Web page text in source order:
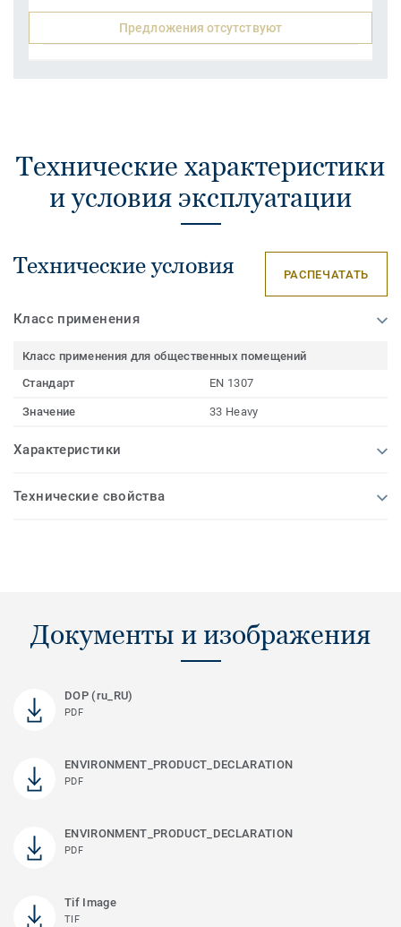
Предложения отсутствуют
Технические характеристики
и условия эксплуатации
Технические условия РАСПЕЧАТАТЬ
Класс применения
Класс применения для общественных помещений
Стандарт
EN 1307
Значение 33 Heavy
Характеристики
Технические свойства
Документы и изображения
DOP (ru_RU)
PDF
ENVIRONMENT_PRODUCT_DECLARATION
PDF
ENVIRONMENT_PRODUCT_DECLARATION
PDF
Tif Image
TIF